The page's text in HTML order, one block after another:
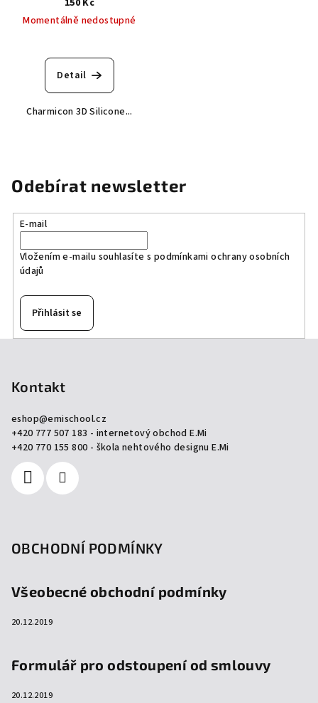
Momentálně nedostupné
Detail
Charmicon 3D Silicone...
Odebírat newsletter
E-mail
Vložením e-mailu souhlasíte s podmínkami ochrany osobních
údajů
Přihlásit se
Kontakt
eshop@emischool.cz
+420 777 507 183 - internetový obchod E.Mi
+420 770 155 800 - škola nehtového designu E.Mi
OBCHODNÍ PODMÍNKY
Všeobecné obchodní podmínky
20.12.2019
Formulář pro odstoupení od smlouvy
20.12.2019